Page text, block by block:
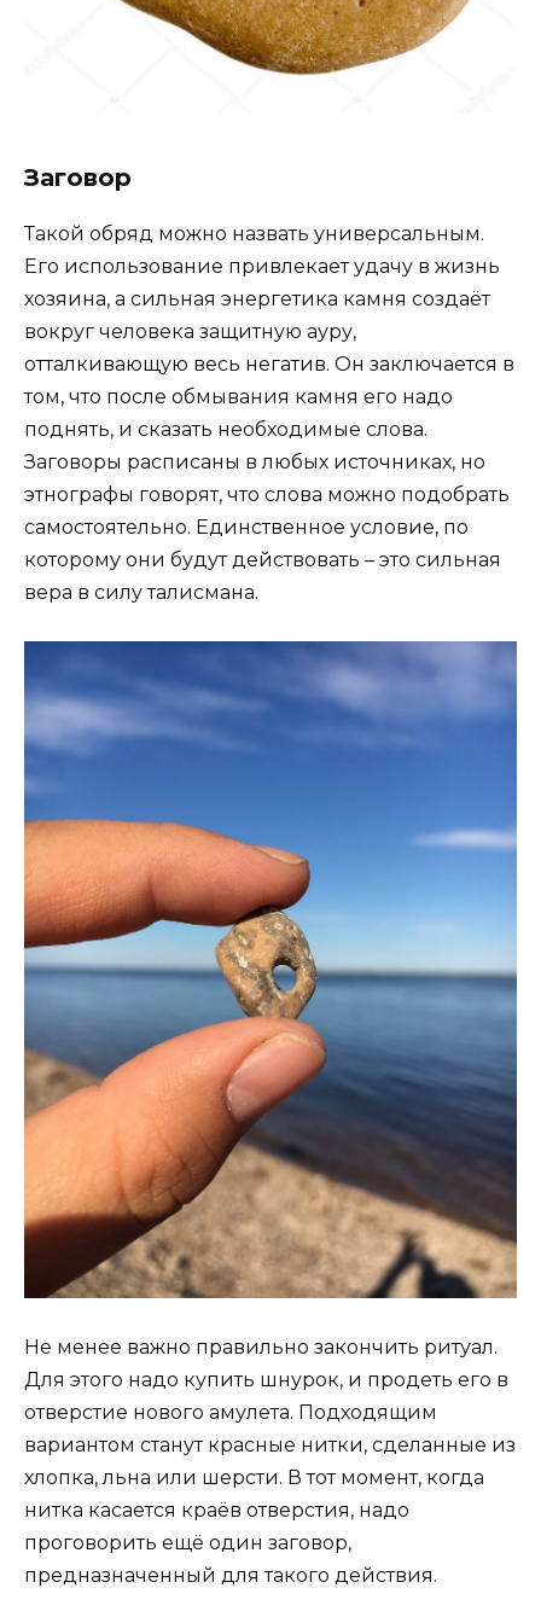
Заговор
Такой обряд можно назвать универсальным.
Его использование привлекает удачу в жизнь
хозяина, а сильная энергетика камня создаёт
вокруг человека защитную ауру,
отталкивающую весь негатив. Он заключается в
том, что после обмывания камня его надо
поднять, и сказать необходимые слова.
Заговоры расписаны в любых источниках, но
этнографы говорят, что слова можно подобрать
самостоятельно. Единственное условие, по
которому они будут действовать – это сильная
вера в силу талисмана.
Не менее важно правильно закончить ритуал.
Для этого надо купить шнурок, и продеть его в
отверстие нового амулета. Подходящим
вариантом станут красные нитки, сделанные из
хлопка, льна или шерсти. В тот момент, когда
нитка касается краёв отверстия, надо
проговорить ещё один заговор,
предназначенный для такого действия.